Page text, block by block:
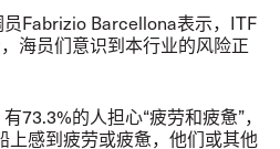
Fabrizio Barcellona表示， ITF
海员们意识到本行业的风险正
73.3%的人担心“疲劳和疲惫”，
上感到疲劳或疲惫， 他们或其他